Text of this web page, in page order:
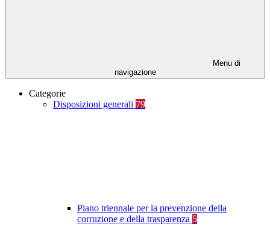
Menu di
navigazione
Categorie
Disposizioni generali 79
Piano triennale per la prevenzione della
corruzione e della trasparenza 5